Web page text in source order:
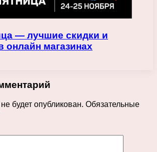
— лучшие скидки и
онлайн магазинах
будет опубликован. Обязательные